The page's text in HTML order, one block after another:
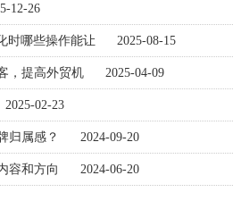
12-26
时哪些操作能让 2025-08-15
，提高外贸机 2025-04-09
2025-02-23
归属感？ 2024-09-20
容和方向 2024-06-20